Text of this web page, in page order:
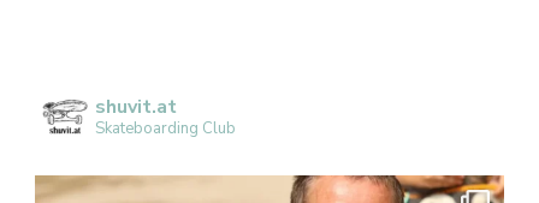
shuvit.at
Skateboarding Club